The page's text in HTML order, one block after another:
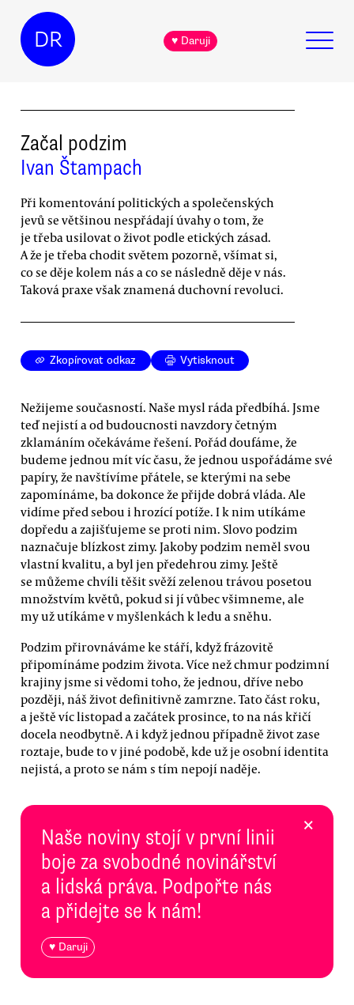
DR ♥ Daruji
Začal podzim
Ivan Štampach
Při komentování politických a společenských
jevů se většinou nespřádají úvahy o tom, že
je třeba usilovat o život podle etických zásad.
A že je třeba chodit světem pozorně, všímat si,
co se děje kolem nás a co se následně děje v nás.
Taková praxe však znamená duchovní revoluci.
Zkopírovat odkaz Vytisknout
Nežijeme současností. Naše mysl ráda předbíhá. Jsme
teď nejistí a od budoucnosti navzdory četným
zklamáním očekáváme řešení. Pořád doufáme, že
budeme jednou mít víc času, že jednou uspořádáme své
papíry, že navštívíme přátele, se kterými na sebe
zapomínáme, ba dokonce že přijde dobrá vláda. Ale
vidíme před sebou i hrozící potíže. I k nim utíkáme
dopředu a zajišťujeme se proti nim. Slovo podzim
naznačuje blízkost zimy. Jakoby podzim neměl svou
vlastní kvalitu, a byl jen předehrou zimy. Ještě
se můžeme chvíli těšit svěží zelenou trávou posetou
množstvím květů, pokud si jí vůbec všimneme, ale
my už utíkáme v myšlenkách k ledu a sněhu.
Podzim přirovnáváme ke stáří, když frázovitě
připomínáme podzim života. Více než chmur podzimní
krajiny jsme si vědomi toho, že jednou, dříve nebo
později, náš život definitivně zamrzne. Tato část roku,
a ještě víc listopad a začátek prosince, to na nás křičí
docela neodbytně. A i když jednou případně život zase
roztaje, bude to v jiné podobě, kde už je osobní identita
nejistá, a proto se nám s tím nepojí naděje.
Naše noviny stojí v první linii
boje za svobodné novinářství
a lidská práva. Podpořte nás
a přidejte se k nám!
♥ Daruji
×